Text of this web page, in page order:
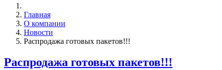
Главная
О компании
Новости
Распродажа готовых пакетов!!!
Распродажа готовых пакетов!!!